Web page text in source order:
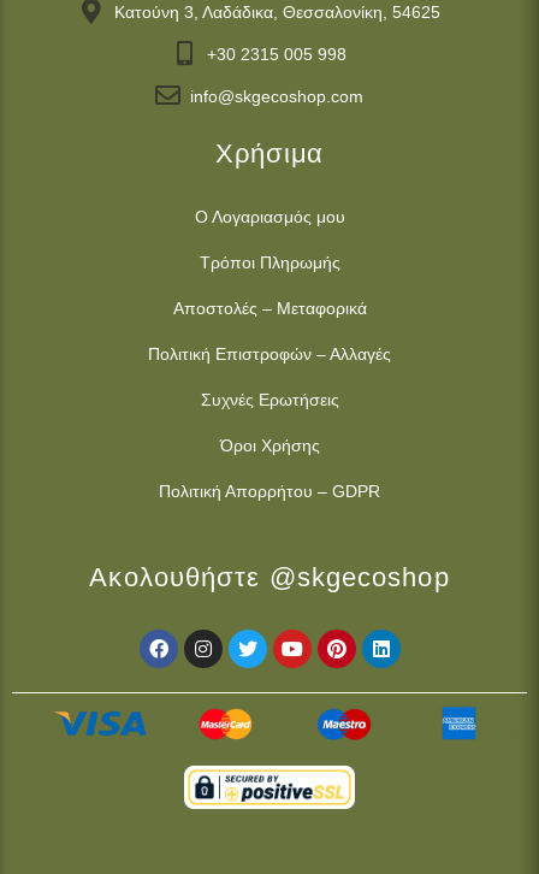
Κατούνη 3, Λαδάδικα, Θεσσαλονίκη, 54625
+30 2315 005 998
info@skgecoshop.com
Χρήσιμα
Ο Λογαριασμός μου
Τρόποι Πληρωμής
Αποστολές – Μεταφορικά
Πολιτική Επιστροφών – Αλλαγές
Συχνές Ερωτήσεις
Όροι Χρήσης
Πολιτική Απορρήτου – GDPR
Ακολουθήστε @skgecoshop